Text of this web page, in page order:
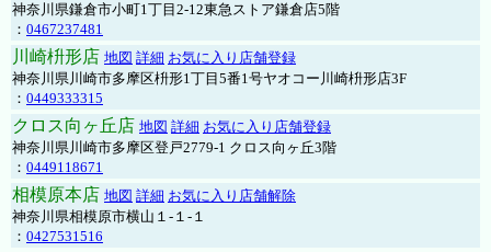
神奈川県鎌倉市小町1丁目2-12東急ストア鎌倉店5階
： 0467237481
川崎枡形店 地図 詳細 お気に入り店舗登録
神奈川県川崎市多摩区枡形1丁目5番1号ヤオコー川崎枡形店3F
： 0449333315
クロス向ヶ丘店 地図 詳細 お気に入り店舗登録
神奈川県川崎市多摩区登戸2779-1 クロス向ヶ丘3階
： 0449118671
相模原本店 地図 詳細 お気に入り店舗解除
神奈川県相模原市横山１-１-１
： 0427531516